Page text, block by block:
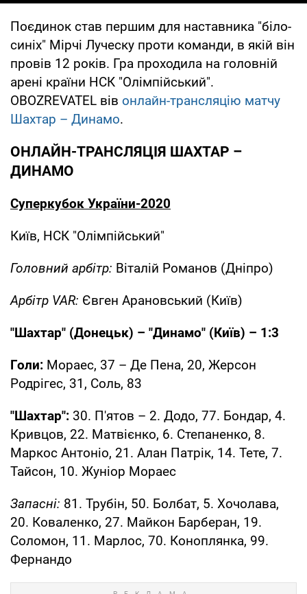
Поєдинок став першим для наставника "біло-
синіх" Мірчі Луческу проти команди, в якій він
провів 12 років. Гра проходила на головній
арені країни НСК "Олімпійський".
OBOZREVATEL вів онлайн-трансляцію матчу
Шахтар – Динамо.
ОНЛАЙН-ТРАНСЛЯЦІЯ ШАХТАР –
ДИНАМО
Суперкубок України-2020
Київ, НСК "Олімпійський"
Головний арбітр: Віталій Романов (Дніпро)
Арбітр VAR: Євген Арановський (Київ)
"Шахтар" (Донецьк) – "Динамо" (Київ) – 1:3
Голи: Мораес, 37 – Де Пена, 20, Жерсон
Родрігес, 31, Соль, 83
"Шахтар": 30. П'ятов – 2. Додо, 77. Бондар, 4.
Кривцов, 22. Матвієнко, 6. Степаненко, 8.
Маркос Антоніо, 21. Алан Патрік, 14. Тете, 7.
Тайсон, 10. Жуніор Мораес
Запасні: 81. Трубін, 50. Болбат, 5. Хочолава,
20. Коваленко, 27. Майкон Барберан, 19.
Соломон, 11. Марлос, 70. Коноплянка, 99.
Фернандо